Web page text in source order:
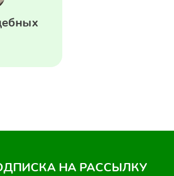
НА РАССЫЛКУ